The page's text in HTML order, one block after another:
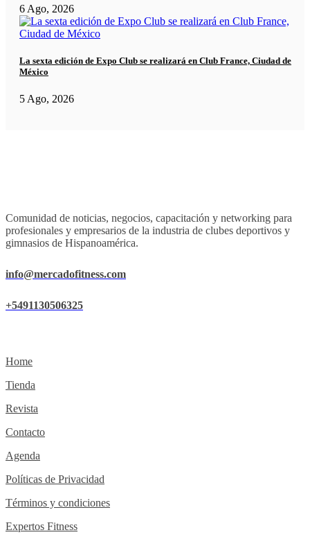
6 Ago, 2026
La sexta edición de Expo Club se realizará en Club France, Ciudad de
México
5 Ago, 2026
Comunidad de noticias, negocios, capacitación y networking para
profesionales y empresarios de la industria de clubes deportivos y
gimnasios de Hispanoamérica.
info@mercadofitness.com
+5491130506325
Home
Tienda
Revista
Contacto
Agenda
Políticas de Privacidad
Términos y condiciones
Expertos Fitness